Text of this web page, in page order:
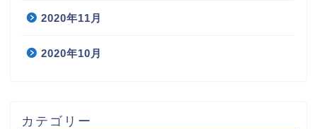
2020年11月
2020年10月
カテゴリー